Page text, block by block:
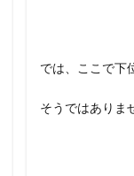
では、ここで下
そうではありま